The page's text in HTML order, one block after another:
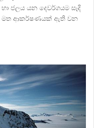
ජලය යන දෙවර්ගයම සෑදි
මත ආකර්ෂණයක් ඇති වන